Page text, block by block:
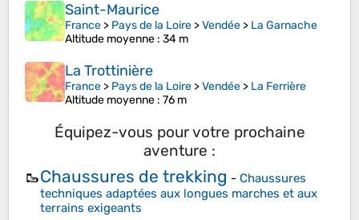
Saint-Maurice
France > Pays de la Loire >Vendée > La Garnache
Altitude moyenne : 34 m
La Trottinière
France > Pays de la Loire >Vendée > La Ferrière
Altitude moyenne : 76 m
Équipez-vous pour votre prochaine
aventure :
🥾Chaussures de trekking - Chaussures
techniques adaptées aux longues marches et aux
terrains exigeants